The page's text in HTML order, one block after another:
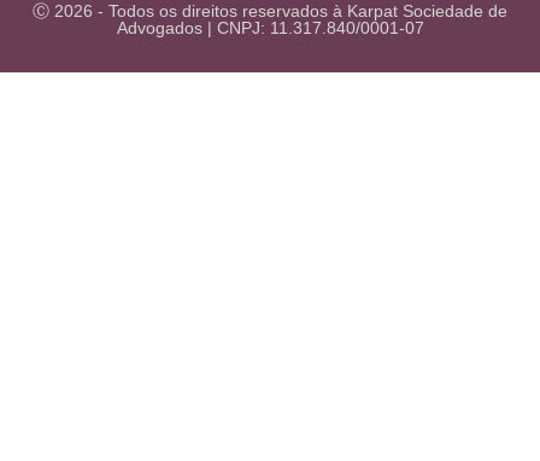
Ⓒ 2026 - Todos os direitos reservados à Karpat Sociedade de
Advogados | CNPJ: 11.317.840/0001-07